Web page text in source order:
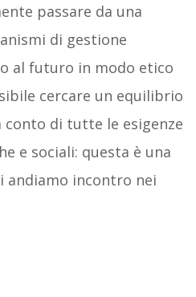
passare da una
di gestione
al futuro in modo etico
cercare un equilibrio
conto di tutte le esigenze
e sociali: questa è una
andiamo incontro nei